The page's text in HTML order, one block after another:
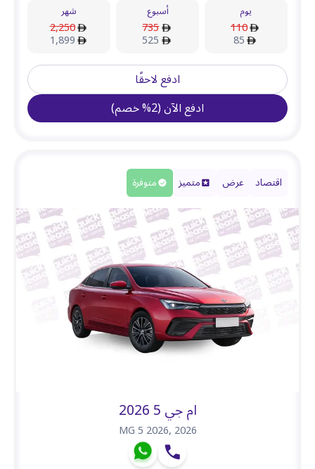
يوم
110
85
أسبوع
735
525
شهر
2,250
1,899
ادفع لاحقًا
ادفع الآن(
2
%خصم)
اقتصاد عرض متميز متوفرة
ام جي 5 2026
MG 5 2026,2026